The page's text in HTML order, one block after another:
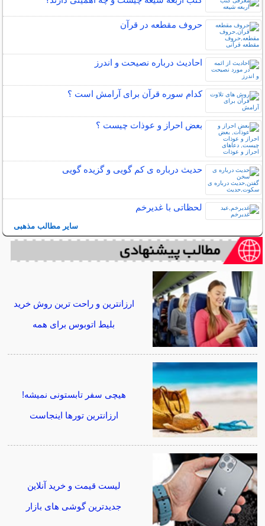
حروف مقطعه در قرآن
احادیث درباره نصیحت و اندرز
کدام سوره قرآن برای آرامش است ؟
بعض احراز و عوذات چیست ؟
حدیث درباره ی کم گویی و گزیده گویی
لحظاتی با غدیرخم
سایر مطالب مذهبی
ارزانترین و راحت ترین روش خرید
بلیط اتوبوس برای همه
هیچی سفر تابستونی نمیشه!
ارزانترین تورها اینجاست
لیست قیمت و خرید آنلاین
جدیدترین گوشی های بازار